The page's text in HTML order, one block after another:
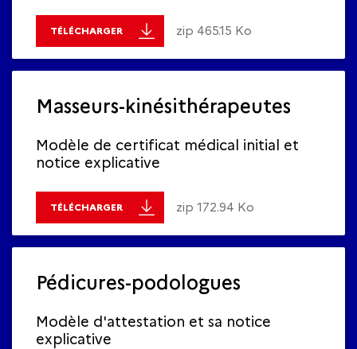
TÉLÉCHARGER zip 465.15 Ko
Masseurs-kinésithérapeutes
Modèle de certificat médical initial et
notice explicative
TÉLÉCHARGER zip 172.94 Ko
Pédicures-podologues
Modèle d'attestation et sa notice
explicative